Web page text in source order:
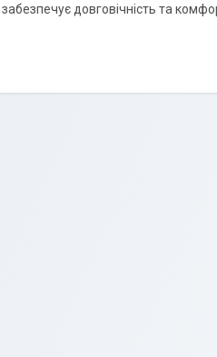
довговічність та